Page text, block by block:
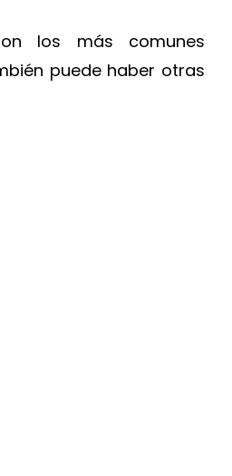
los más comunes
puede haber otras